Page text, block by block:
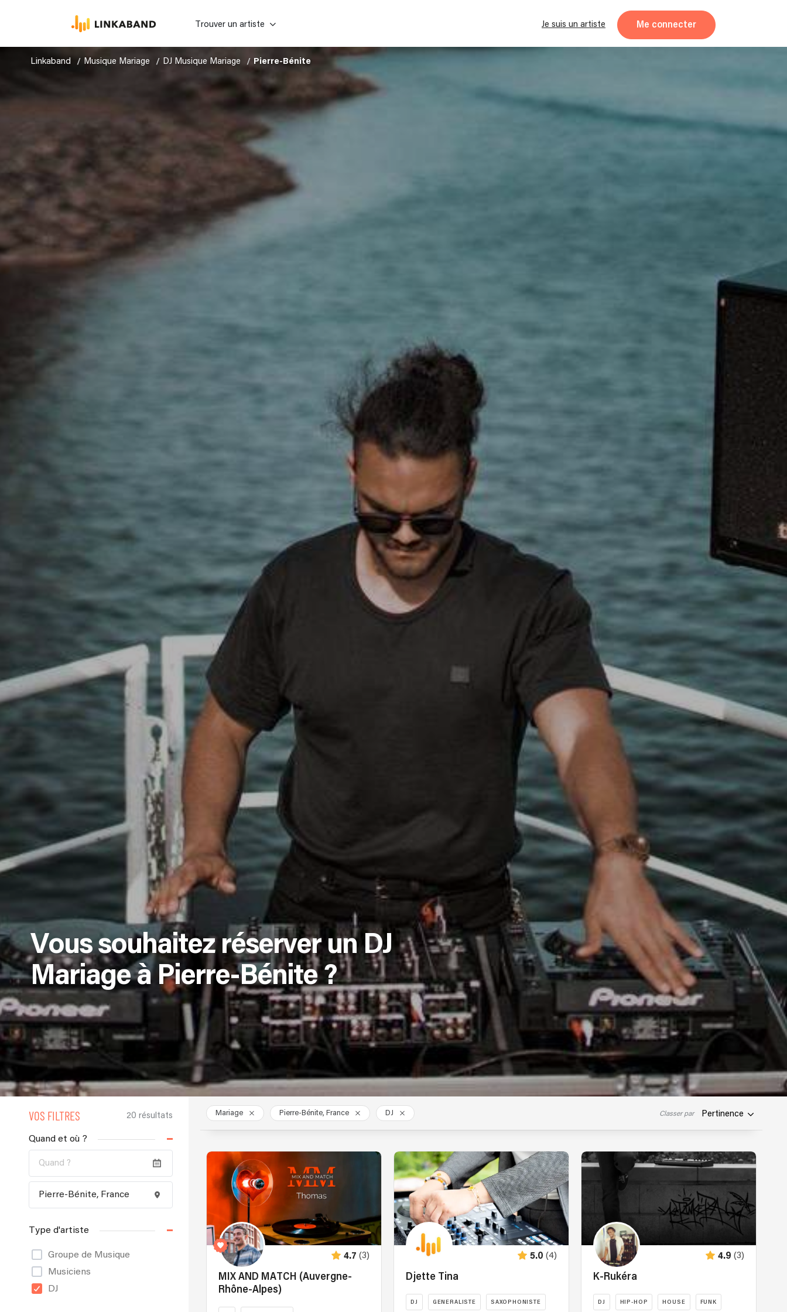
Trouver un artiste Je suis un artiste Me connecter
Linkaband Musique Mariage DJ Musique Mariage Pierre-Bénite
Vous souhaitez réserver un DJ
Mariage à Pierre-Bénite ?
VOS FILTRES 20 résultats
Quand et où ?
Type d'artiste
Groupe de Musique
Musiciens
DJ
Mariage Pierre-Bénite, France DJ Classer par Pertinence
4.7 (3)
MIX AND MATCH (Auvergne-
Rhône-Alpes)
5.0 (4)
Djette Tina
DJ GENERALISTE SAXOPHONISTE
4.9 (3)
K-Rukéra
DJ HIP-HOP HOUSE FUNK